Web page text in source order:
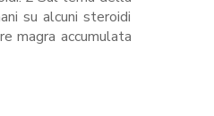
su alcuni steroidi
magra accumulata